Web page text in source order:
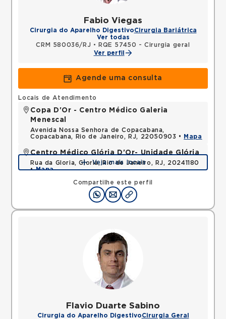
Fabio Viegas
Cirurgia do Aparelho DigestivoCirurgia Bariátrica
Ver todas
CRM 580036/RJ •
RQE 57450 - Cirurgia geral
Ver perfil
Agende uma consulta
Compartilhe este perfil
Locais de Atendimento
Copa D'Or - Centro Médico Galeria
Menescal
Avenida Nossa Senhora de Copacabana,
Copacabana, Rio de Janeiro, RJ, 22050903 •
Mapa
Centro Médico Glória D'Or- Unidade Glória
Rua da Gloria, Gloria, Rio de Janeiro, RJ, 20241180
•Mapa
Veja mais locais
Flavio Duarte Sabino
Cirurgia do Aparelho DigestivoCirurgia Geral